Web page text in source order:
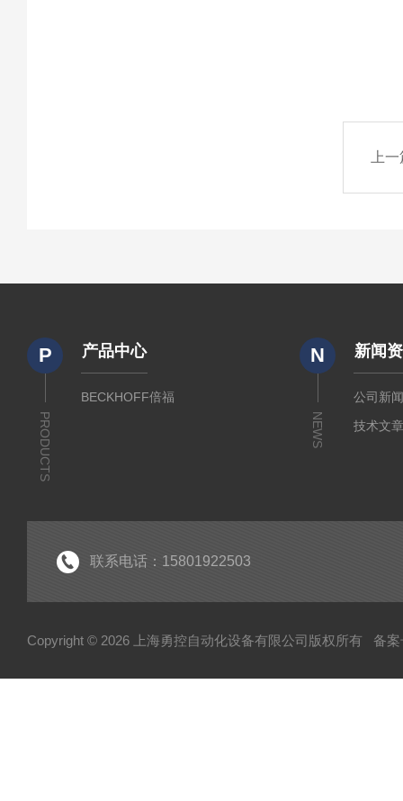
上
P
PRODUCTS
产品中心
BECKHOFF倍福
N
NEWS
新闻
公司新
技术文
联系电话：15801922503
Copyright © 2026 上海勇控自动化设备有限公司版权所有 备案